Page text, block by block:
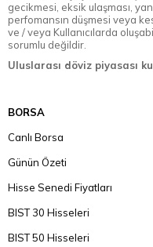
gecikmesi, eksik ulaşması,
perfomansın düşmesi veya
ve / veya Kullanıcılarda
sorumlu değildir.
Uluslarası döviz piyasası
BORSA
Canlı Borsa
Günün Özeti
Hisse Senedi Fiyatları
BIST 30 Hisseleri
BIST 50 Hisseleri